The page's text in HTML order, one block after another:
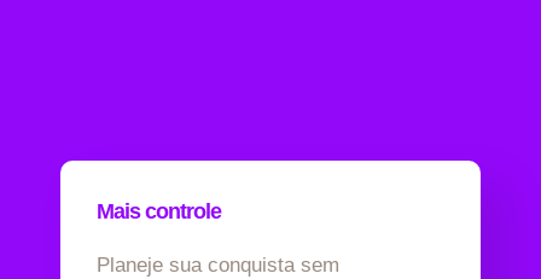
Mais controle
Planeje sua conquista sem